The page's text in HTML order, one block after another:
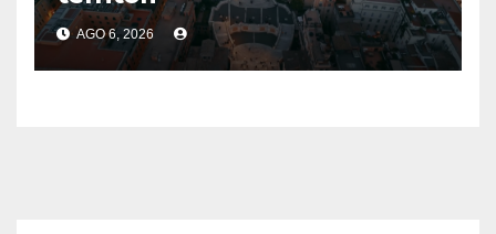
AGO 6, 2026